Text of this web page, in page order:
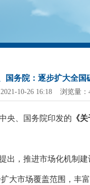
国务院：逐步扩大全
10-26 16:18 浏览量
央、国务院印发的 《
出，推进市场化机制
大市场覆盖范围，丰